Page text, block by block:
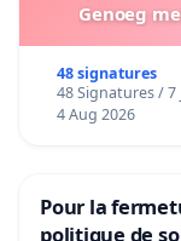
Genoeg
48 signatures
48 Signatures / 7
4 Aug 2026
Pour la
politique de